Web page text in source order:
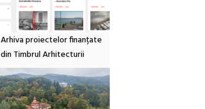
Arhiva proiectelor finanțate
din Timbrul Arhitecturii